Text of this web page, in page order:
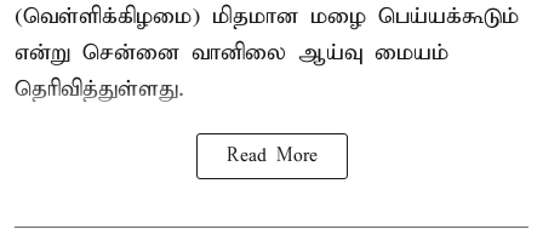
(வெள்ளிக்கிழமை) மிதமான மழை பெய்யக்கூடும்
என்று சென்னை வானிலை ஆய்வு மையம்
தெரிவித்துள்ளது.
Read More